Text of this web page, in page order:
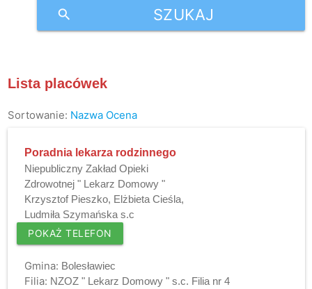
SZUKAJ
search
Lista placówek
Sortowanie: Nazwa Ocena
Poradnia lekarza rodzinnego
Niepubliczny Zakład Opieki
Zdrowotnej " Lekarz Domowy "
Krzysztof Pieszko, Elżbieta Cieśla,
Ludmiła Szymańska s.c
POKAŻ TELEFON
Gmina: Bolesławiec
Filia: NZOZ " Lekarz Domowy " s.c. Filia nr 4